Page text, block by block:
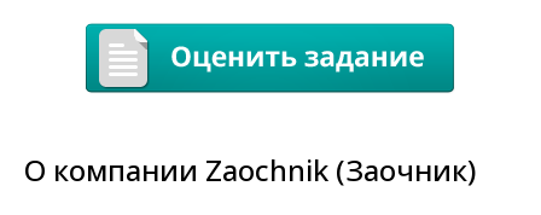
О компании Zaochnik (Заочник)